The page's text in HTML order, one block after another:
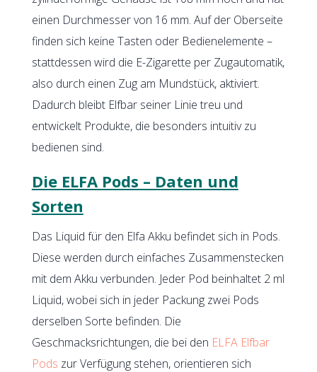
einen Durchmesser von 16 mm. Auf der Oberseite
finden sich keine Tasten oder Bedienelemente –
stattdessen wird die E-Zigarette per Zugautomatik,
also durch einen Zug am Mundstück, aktiviert.
Dadurch bleibt Elfbar seiner Linie treu und
entwickelt Produkte, die besonders intuitiv zu
bedienen sind.
Die ELFA Pods – Daten und
Sorten
Das Liquid für den Elfa Akku befindet sich in Pods.
Diese werden durch einfaches Zusammenstecken
mit dem Akku verbunden. Jeder Pod beinhaltet 2 ml
Liquid, wobei sich in jeder Packung zwei Pods
derselben Sorte befinden. Die
Geschmacksrichtungen, die bei den ELFA Elfbar
Pods zur Verfügung stehen, orientieren sich